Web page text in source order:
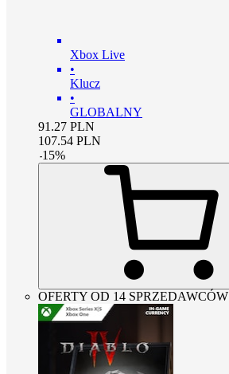
Xbox Live
•
Klucz
•
GLOBALNY
91.27 PLN
107.54 PLN
-15%
OFERTY OD 14 SPRZEDAWCÓW